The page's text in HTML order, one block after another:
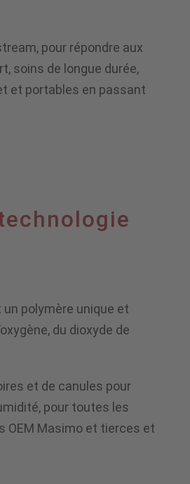
pour répondre aux
soins de longue durée,
et portables en passant
polymère unique et
du dioxyde de
et de canules pour
pour toutes les
OEM Masimo et tierces et